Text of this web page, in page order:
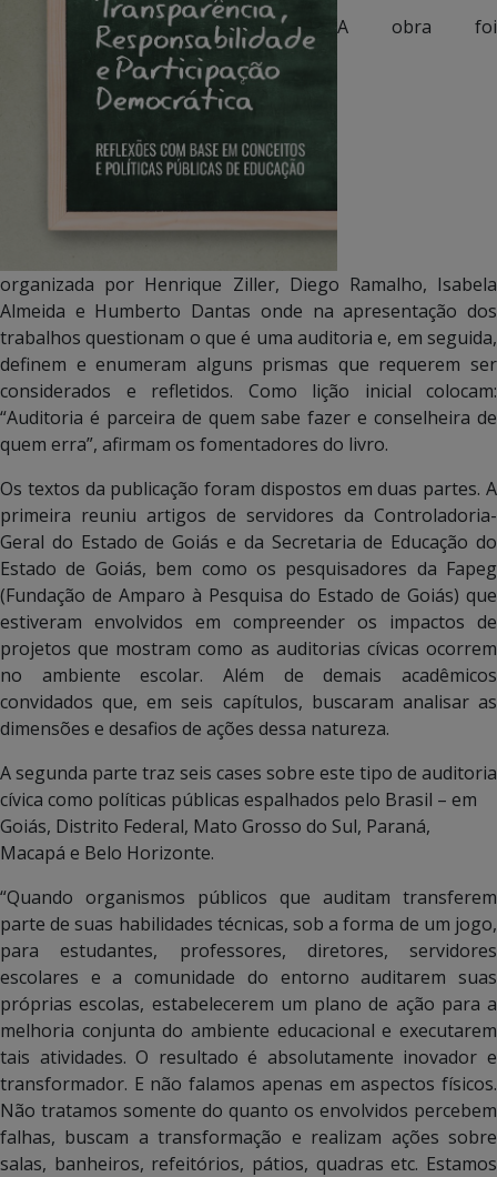
A obra foi
organizada por Henrique Ziller, Diego Ramalho, Isabela
Almeida e Humberto Dantas onde na apresentação dos
trabalhos questionam o que é uma auditoria e, em seguida,
definem e enumeram alguns prismas que requerem ser
considerados e refletidos. Como lição inicial colocam:
“Auditoria é parceira de quem sabe fazer e conselheira de
quem erra”, afirmam os fomentadores do livro.
Os textos da publicação foram dispostos em duas partes. A
primeira reuniu artigos de servidores da Controladoria-
Geral do Estado de Goiás e da Secretaria de Educação do
Estado de Goiás, bem como os pesquisadores da Fapeg
(Fundação de Amparo à Pesquisa do Estado de Goiás) que
estiveram envolvidos em compreender os impactos de
projetos que mostram como as auditorias cívicas ocorrem
no ambiente escolar. Além de demais acadêmicos
convidados que, em seis capítulos, buscaram analisar as
dimensões e desafios de ações dessa natureza.
A segunda parte traz seis cases sobre este tipo de auditoria
cívica como políticas públicas espalhados pelo Brasil – em
Goiás, Distrito Federal, Mato Grosso do Sul, Paraná,
Macapá e Belo Horizonte.
“Quando organismos públicos que auditam transferem
parte de suas habilidades técnicas, sob a forma de um jogo,
para estudantes, professores, diretores, servidores
escolares e a comunidade do entorno auditarem suas
próprias escolas, estabelecerem um plano de ação para a
melhoria conjunta do ambiente educacional e executarem
tais atividades. O resultado é absolutamente inovador e
transformador. E não falamos apenas em aspectos físicos.
Não tratamos somente do quanto os envolvidos percebem
falhas, buscam a transformação e realizam ações sobre
salas, banheiros, refeitórios, pátios, quadras etc. Estamos